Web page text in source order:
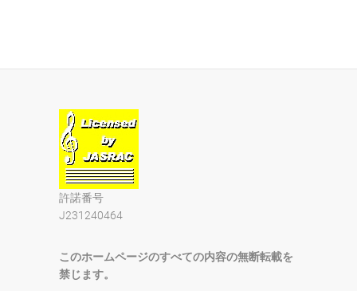
許諾番号
J231240464
このホームページのすべての内容の無断転載を
禁じます。